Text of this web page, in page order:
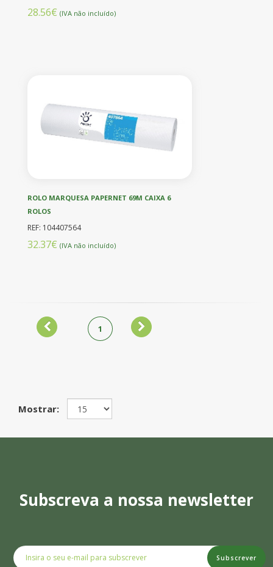
28.56€ (IVA não incluído)
ROLO MARQUESA PAPERNET 69M CAIXA 6
ROLOS
REF: 104407564
32.37€ (IVA não incluído)
1
Mostrar:
Subscreva a nossa newsletter
Subscrever